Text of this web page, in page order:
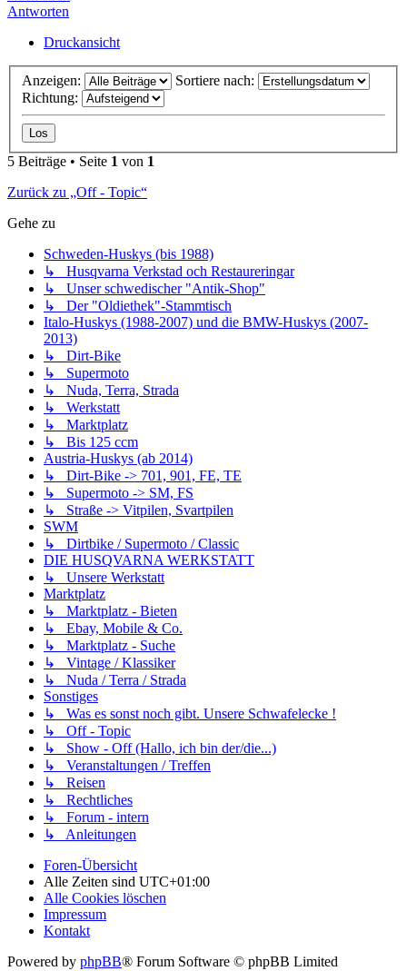
Antworten
Druckansicht
Anzeigen:
Sortiere nach:
Richtung:
5 Beiträge • Seite 1 von 1
Zurück zu „Off - Topic“
Gehe zu
Schweden-Huskys (bis 1988)
↳ Husqvarna Verkstad och Restaureringar
↳ Unser schwedischer "Antik-Shop"
↳ Der "Oldiethek"-Stammtisch
Italo-Huskys (1988-2007) und die BMW-Huskys (2007-
2013)
↳ Dirt-Bike
↳ Supermoto
↳ Nuda, Terra, Strada
↳ Werkstatt
↳ Marktplatz
↳ Bis 125 ccm
Austria-Huskys (ab 2014)
↳ Dirt-Bike -> 701, 901, FE, TE
↳ Supermoto -> SM, FS
↳ Straße -> Vitpilen, Svartpilen
SWM
↳ Dirtbike / Supermoto / Classic
DIE HUSQVARNA WERKSTATT
↳ Unsere Werkstatt
Marktplatz
↳ Marktplatz - Bieten
↳ Ebay, Mobile & Co.
↳ Marktplatz - Suche
↳ Vintage / Klassiker
↳ Nuda / Terra / Strada
Sonstiges
↳ Was es sonst noch gibt. Unsere Schwafelecke !
↳ Off - Topic
↳ Show - Off (Hallo, ich bin der/die...)
↳ Veranstaltungen / Treffen
↳ Reisen
↳ Rechtliches
↳ Forum - intern
↳ Anleitungen
Foren-Übersicht
Alle Zeiten sind UTC+01:00
Alle Cookies löschen
Impressum
Kontakt
Powered by phpBB® Forum Software © phpBB Limited